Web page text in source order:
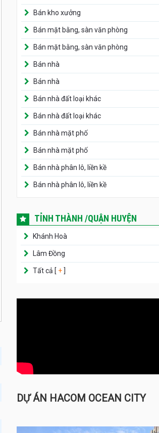
Bán kho xưởng
Bán mặt bằng, sàn văn phòng
Bán mặt bằng, sàn văn phòng
Bán nhà
Bán nhà
Bán nhà đất loại khác
Bán nhà đất loại khác
Bán nhà mặt phố
Bán nhà mặt phố
Bán nhà phân lô, liền kề
Bán nhà phân lô, liền kề
TỈNH THÀNH /QUẬN HUYỆN
Khánh Hoà
Lâm Đồng
Tất cả [ + ]
DỰ ÁN HACOM OCEAN CITY